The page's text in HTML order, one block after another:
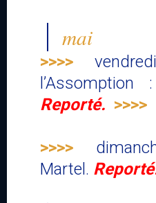
mai
>>>>
l’Assomption
Reporté. >>>>
>>>>
Martel.